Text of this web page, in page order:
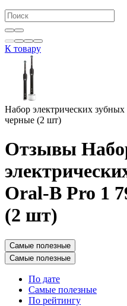
К товару
Набор электрических
черные (2 шт)
Отзывы
Oral-B Pro 1
(2 шт)
Самые полезные
Самые полезные
По дате
Самые полезные
По рейтингу